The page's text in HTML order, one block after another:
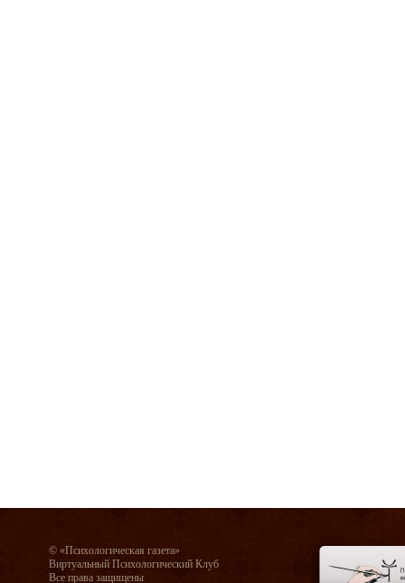
© «Психологическая газета»
Виртуальный Психологический Клуб
Все права защищены